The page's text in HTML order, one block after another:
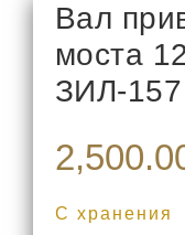
Вал
моста
ЗИЛ-157
С хранения